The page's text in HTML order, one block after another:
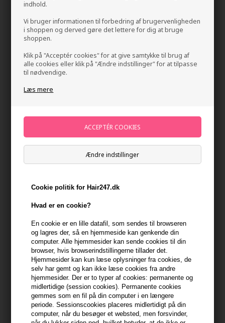
indhold.
Vi bruger informationen til forbedring af brugervenligheden
i shoppen og derved gøre det lettere for dig at bruge
shoppen.
Klik på "Acceptér cookies" for at give samtykke til brug af
alle cookies eller klik på "Ændre indstillinger" for at tilpasse
til nødvendige.
Læs mere
Ændre indstillinger
Cookie politik for Hair247.dk
Hvad er en cookie?
En cookie er en lille datafil, som sendes til browseren
og lagres der, så en hjemmeside kan genkende din
computer. Alle hjemmesider kan sende cookies til din
browser, hvis browserindstillingerne tillader det.
Hjemmesider kan kun læse oplysninger fra cookies, de
selv har gemt og kan ikke læse cookies fra andre
hjemmesider. Der er to typer af cookies: permanente og
midlertidige (session cookies). Permanente cookies
gemmes som en fil på din computer i en længere
periode. Sessionscookies placeres midlertidigt på din
computer, når du besøger et websted, men forsvinder,
125,00DKK
På lager - Leveringstid 1-2 dage
Du får 6 DKK til dit næste køb når du køber denne vare -
min konto
399,10 DKK FRA GRATIS FRAGT 399.1 DKK
Beskrivelse Anmeldelser Fabrikant
Four Reasons Original Extra Strong Hairspray 150ml